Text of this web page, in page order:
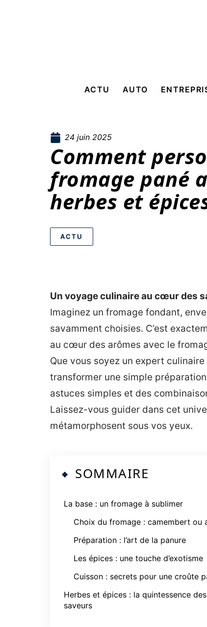
ACTU AUTO
24 juin 2025
Comment
fromage pané
herbes et
ACTU
Un voyage culinaire au cœur des
Imaginez un fromage fondant,
savamment choisies. C’est
au cœur des arômes avec le
Que vous soyez un expert
transformer une simple
astuces simples et des
Laissez-vous guider dans cet
métamorphosent sous vos yeux.
SOMMAIRE
La base : un fromage à sublimer
Choix du fromage : camembert ou
Préparation : l’art de la panure
Les épices : une touche d’exotisme
Cuisson : secrets pour une croûte
Herbes et épices : la quintessence des
saveurs